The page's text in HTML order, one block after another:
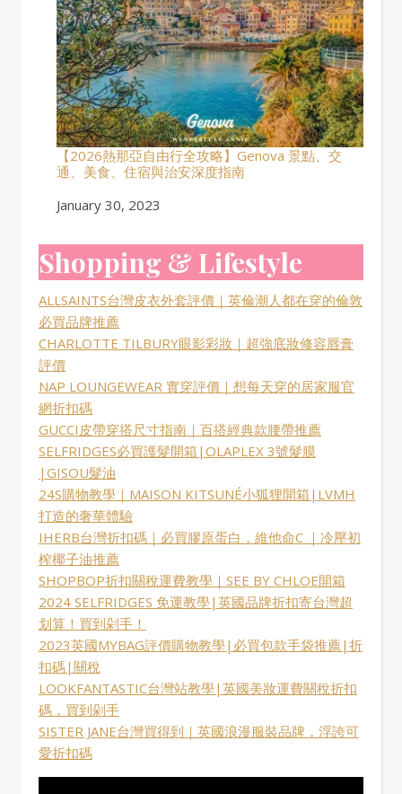
【2026熱那亞自由行全攻略】Genova 景點、交
通、美食、住宿與治安深度指南
Date
January 30, 2023
Shopping & Lifestyle
ALLSAINTS台灣皮衣外套評價｜英倫潮人都在穿的倫敦
必買品牌推薦
CHARLOTTE TILBURY眼影彩妝｜超強底妝修容唇膏
評價
NAP LOUNGEWEAR 實穿評價｜想每天穿的居家服官
網折扣碼
GUCCI皮帶穿搭尺寸指南｜百搭經典款腰帶推薦
SELFRIDGES必買護髮開箱|OLAPLEX 3號髮膜
|GISOU髮油
24S購物教學｜MAISON KITSUNÉ小狐狸開箱|LVMH
打造的奢華體驗
IHERB台灣折扣碼｜必買膠原蛋白，維他命C ｜冷壓初
榨椰子油推薦
SHOPBOP折扣關稅運費教學｜SEE BY CHLOE開箱
2024 SELFRIDGES 免運教學|英國品牌折扣寄台灣超
划算！買到剁手！
2023英國MYBAG評價購物教學|必買包款手袋推薦|折
扣碼|關稅
LOOKFANTASTIC台灣站教學|英國美妝運費關稅折扣
碼，買到剁手
SISTER JANE台灣買得到｜英國浪漫服裝品牌，浮誇可
愛折扣碼